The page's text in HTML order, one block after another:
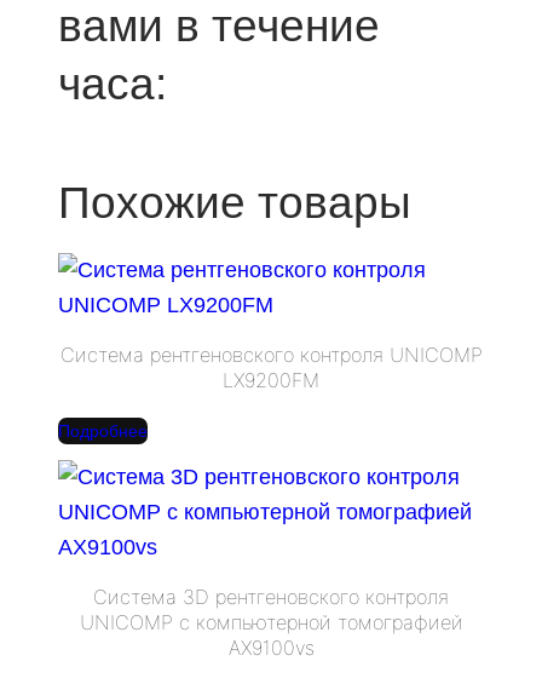
вами в течение
часа:
Похожие товары
Система рентгеновского контроля UNICOMP
LX9200FM
Подробнее
Cистема 3D рентгеновского контроля
UNICOMP с компьютерной томографией
AX9100vs